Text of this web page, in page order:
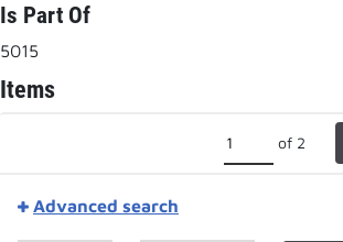
Is Part Of
5015
Items
of 2
Advanced search